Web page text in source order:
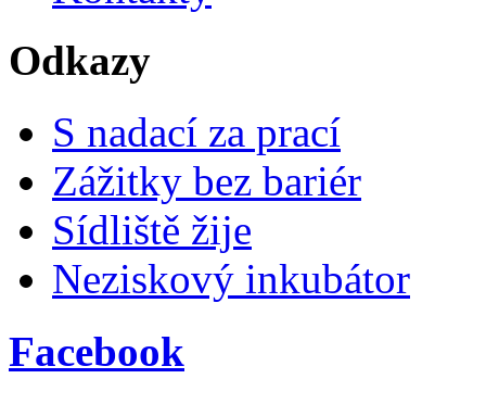
Odkazy
S nadací za prací
Zážitky bez bariér
Sídliště žije
Neziskový inkubátor
Facebook